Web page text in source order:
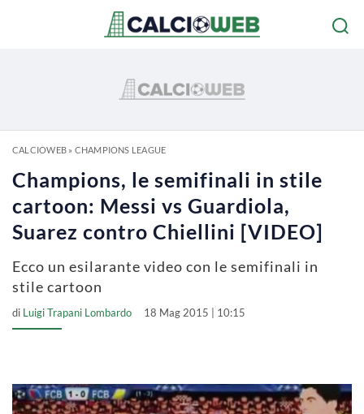
CALCIOWEB» CHAMPIONS LEAGUE
Champions, le semifinali in stile
cartoon: Messi vs Guardiola,
Suarez contro Chiellini [VIDEO]
Ecco un esilarante video con le semifinali in
stile cartoon
di Luigi Trapani Lombardo 18 Mag 2015 | 10:15